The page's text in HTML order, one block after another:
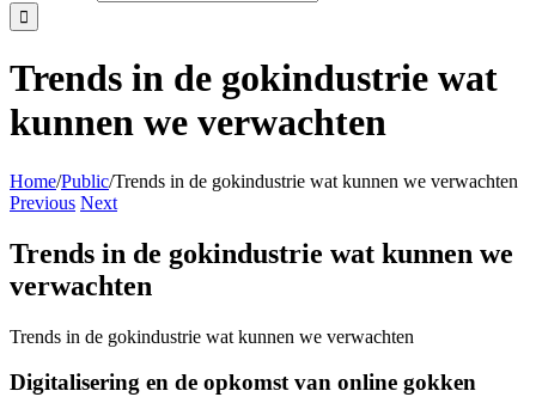
Trends in de gokindustrie wat
kunnen we verwachten
Home/Public/Trends in de gokindustrie wat kunnen we verwachten
Previous Next
Trends in de gokindustrie wat kunnen we
verwachten
Trends in de gokindustrie wat kunnen we verwachten
Digitalisering en de opkomst van online gokken